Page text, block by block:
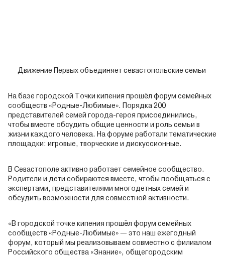
Движение Первых объединяет севастопольские семьи
На базе городской Точки кипения прошёл форум семейных
сообществ «Родные-Любимые». Порядка 200
представителей семей города-героя присоединились,
чтобы вместе обсудить общие ценности и роль семьи в
жизни каждого человека. На форуме работали тематические
площадки: игровые, творческие и дискуссионные.
В Севастополе активно работает семейное сообщество.
Родители и дети собираются вместе, чтобы пообщаться с
экспертами, представителями многодетных семей и
обсудить возможности для совместной активности.
«В городской точке кипения прошёл форум семейных
сообществ «Родные-Любимые» — это наш ежегодный
форум, который мы реализовываем совместно с филиалом
Российского общества «Знание», общегородским